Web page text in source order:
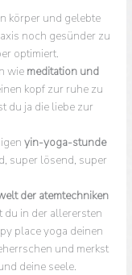
körper und gelebte
noch gesünder zu
optimiert.
wie meditation und
kopf zur ruhe zu
du ja die liebe zur
yin-yoga-stunde
super lösend, super
der atemtechniken
in der allerersten
place yoga deinen
und merkst
deine seele.